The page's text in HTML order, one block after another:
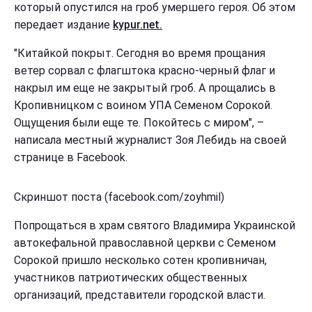
который опустился на гроб умершего героя. Об этом
передает издание kypur.net.
"Китайкой покрыт. Сегодня во время прощания
ветер сорвал с флагштока красно-черный флаг и
накрыл им еще не закрытый гроб. А прощались в
Кропивницком с воином УПА Семеном Сорокой.
Ощущения были еще те. Покойтесь с миром", –
написала местный журналист Зоя Лебидь на своей
странице в Facebook.
Скриншот поста (facebook.com/zoyhmil)
Попрощаться в храм святого Владимира Украинской
автокефальной православной церкви с Семеном
Сорокой пришло несколько сотен кропивничан,
участников патриотических общественных
организаций, представители городской власти.